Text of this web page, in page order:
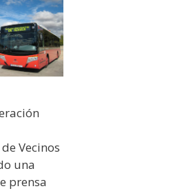
Vecinos
una
prensa